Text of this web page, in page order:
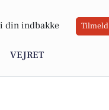
din indbakke Tilmeld
VEJRET